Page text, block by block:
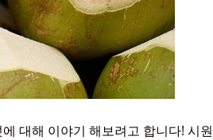
대해 이야기 해보려고 합니다! 시원